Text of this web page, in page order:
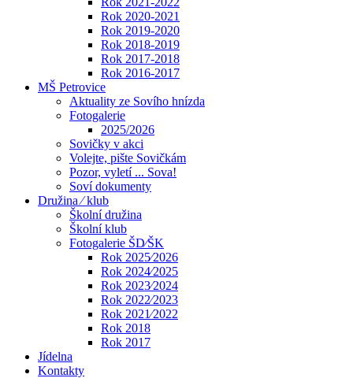
Rok 2020-2021
Rok 2019-2020
Rok 2018-2019
Rok 2017-2018
Rok 2016-2017
MŠ Petrovice
Aktuality ze Sovího hnízda
Fotogalerie
2025/2026
Sovičky v akci
Volejte, pište Sovičkám
Pozor, vyletí ... Sova!
Soví dokumenty
Družina ⁄ klub
Školní družina
Školní klub
Fotogalerie ŠD⁄ŠK
Rok 2025⁄2026
Rok 2024⁄2025
Rok 2023⁄2024
Rok 2022⁄2023
Rok 2021⁄2022
Rok 2018
Rok 2017
Jídelna
Kontakty